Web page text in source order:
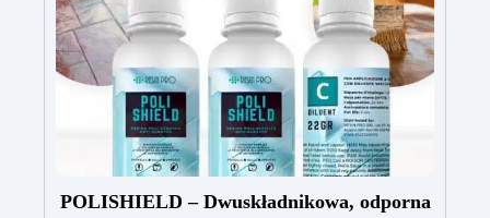
pozbawione niedoskonałości nawet na
ciemniejszych żelkotach, które mogą sprawiać
więcej trudności.
POLISHIELD – Dwuskładnikowa, odporna